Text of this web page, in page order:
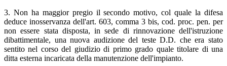
3. Non ha maggior pregio il secondo motivo, col quale la difesa
deduce inosservanza dell'art. 603, comma 3 bis, cod. proc. pen. per
non essere stata disposta, in sede di rinnovazione dell'istruzione
dibattimentale, una nuova audizione del teste D.D. che era stato
sentito nel corso del giudizio di primo grado quale titolare di una
ditta esterna incaricata della manutenzione dell'impianto.